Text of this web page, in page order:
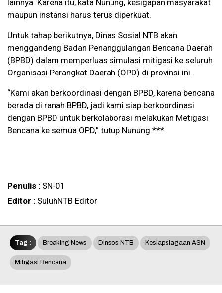
lainnya. Karena itu, kata Nunung, kesigapan masyarakat
maupun instansi harus terus diperkuat.
Untuk tahap berikutnya, Dinas Sosial NTB akan
menggandeng Badan Penanggulangan Bencana Daerah
(BPBD) dalam memperluas simulasi mitigasi ke seluruh
Organisasi Perangkat Daerah (OPD) di provinsi ini.
“Kami akan berkoordinasi dengan BPBD, karena bencana
berada di ranah BPBD, jadi kami siap berkoordinasi
dengan BPBD untuk berkolaborasi melakukan Metigasi
Bencana ke semua OPD,” tutup Nunung.***
Penulis : SN-01
Editor : SuluhNTB Editor
Tag : Breaking News Dinsos NTB Kesiapsiagaan ASN
Mitigasi Bencana